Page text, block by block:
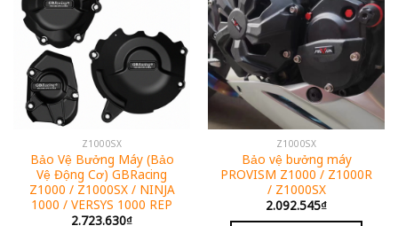
Z1000SX
Bảo Vệ Bưởng Máy (Bảo
Vệ Động Cơ) GBRacing
Z1000 / Z1000SX / NINJA
1000 / VERSYS 1000 REP
2.723.630₫
Z1000SX
Bảo vệ bưởng máy
PROVISM Z1000 / Z1000R
/ Z1000SX
2.092.545₫